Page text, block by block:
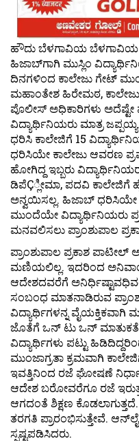
ಹೌದು ಬೆಳಗಾವಿಯ ಬೆಳಗಾವಿಯ
ಹಿಜಾಬ್‍ಗಾಗಿ ಮುಸ್ಲಿಂ
ದಿನಗಳಿಂದ ಕಾಲೇಜು ಗೇಟ್
ಮಹಾಂತೇಶ ಹಿರೇಮಠ, ಕಾಲೇಜು
ಪೊಲೀಸ್ ಅಧಿಕಾರಿಗಳು
ವಿದ್ಯಾರ್ಥಿನಿಯರು ಮಾತ್ರ
ಧರಿಸಿ ಕಾಲೇಜಿಗೆ 15
ಧರಿಸಿಯೇ ಕಾಲೇಜು ಆವರಣ
ಹೋಗಿದ್ದ ಇಬ್ಬರು
ಡಿಪೆÇ್ಲೀಮಾ, ಪದವಿ ಕಾಲೇಜಿಗೆ
ಅನ್ವಯಿಸಲ್ಲ. ಹಿಜಾಬ್ ಧರಿಸಿಯೇ
ಮುಂದೆಯೇ ವಿದ್ಯಾರ್ಥಿನಿಯರು
ಮನವಲಿಸಲು ಪ್ರಾಂಶುಪಾಲ
ಪ್ರಾಂಶುಪಾಲ ಪ್ರಕಾಶ
ಮಣಿಯಲಿಲ್ಲ. ಇದರಿಂದ
ಆದೇಶದವರೆಗೆ
ಸಂಬಂಧ ಮಾತನಾಡಿರುವ
ವಿದ್ಯಾರ್ಥಿಗಳನ್ನ ವೈಯಕ್ತಿಕವಾಗಿ
ಜೊತೆಗೆ ಒನ್ ಟು ಒನ್
ವಿದ್ಯಾರ್ಥಿಗಳು ಪಟ್ಟು
ಮುಂಜಾಗ್ರತಾ ಕ್ರಮವಾಗಿ
ಇವತ್ತಿನಿಂದ ರಜೆ ಘೋಷಣೆ
ಆದೇಶ ಬರೋವರೆಗೂ ರಜೆ
ಆಗದಂತೆ ಶಿಕ್ಷಣ
ತರಗತಿ ಪ್ರಾರಂಭಿಸುತ್ತೇವೆ.
ಸ್ಪಷ್ಟಪಡಿಸಿದರು.